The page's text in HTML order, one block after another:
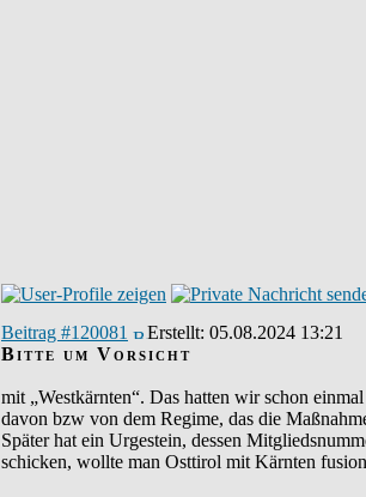
Beitrag #120081 Erstellt: 05.08.2024 13:21
Bitte um Vorsicht
mit „Westkärnten“. Das hatten wir schon
davon bzw von dem Regime, das die
Später hat ein Urgestein, dessen
schicken, wollte man Osttirol mit Kärnten